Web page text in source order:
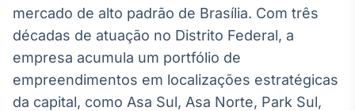
mercado de alto padrão de Brasília. Com três
décadas de atuação no Distrito Federal, a
empresa acumula um portfólio de
empreendimentos em localizações estratégicas
da capital, como Asa Sul, Asa Norte, Park Sul,